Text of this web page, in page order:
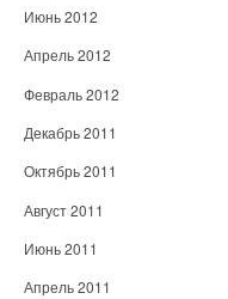
Июнь 2012
Апрель 2012
Февраль 2012
Декабрь 2011
Октябрь 2011
Август 2011
Июнь 2011
Апрель 2011